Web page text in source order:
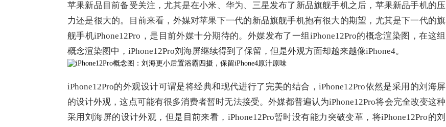
苹果新品目前备受关注，尤其是在小米、华为、三星发布了新品旗舰手机之后，苹果新品手机的压
力还是很大的。目前来看，外媒对苹果下一代的新品旗舰手机抱有很大的期望，尤其是下一代的旗
舰手机iPhone12Pro，是目前外媒十分期待的。外媒发布了一组iPhone12Pro的概念渲染图，在这组
概念渲染图中，iPhone12Pro刘海屏继续得到了保留，但是外观方面却越来越像iPhone4。
iPhone12Pro的外观设计可谓是将经典和现代进行了完美的结合，iPhone12Pro依然是采用的刘海屏
的设计外观，这点可能有很多消费者暂时无法接受。外媒都普遍认为iPhone12Pro将会完全改变这种
采用刘海屏的设计外观，但是目前来看，iPhone12Pro暂时没有能力突破变革，将iPhone12Pro的刘